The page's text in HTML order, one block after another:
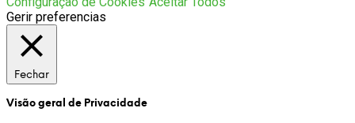
Gerir preferencias
Fechar
Visão geral de Privacidade